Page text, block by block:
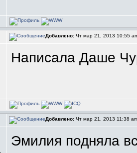
Добавлено: Чт мар 21, 2013 10:55
Написала Даше
Добавлено: Чт мар 21, 2013 11:38
Эмилия подняла